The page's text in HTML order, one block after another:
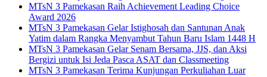
MTsN 3 Pamekasan Raih Achievement Leading Choice
Award 2026
MTsN 3 Pamekasan Gelar Istighosah dan Santunan Anak
Yatim dalam Rangka Menyambut Tahun Baru Islam 1448 H
MTsN 3 Pamekasan Gelar Senam Bersama, JJS, dan Aksi
Bergizi untuk Isi Jeda Pasca ASAT dan Classmeeting
MTsN 3 Pamekasan Terima Kunjungan Perkuliahan Luar